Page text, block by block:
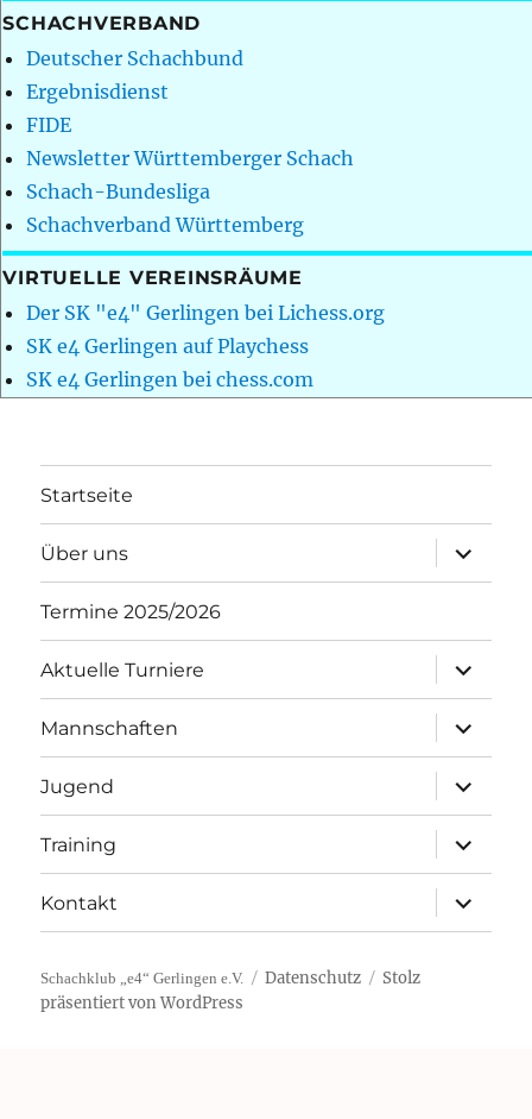
SCHACHVERBAND
Deutscher Schachbund
Ergebnisdienst
FIDE
Newsletter Württemberger Schach
Schach-Bundesliga
Schachverband Württemberg
VIRTUELLE VEREINSRÄUME
Der SK "e4" Gerlingen bei Lichess.org
SK e4 Gerlingen auf Playchess
SK e4 Gerlingen bei chess.com
Startseite
Über uns
öffnen
Termine 2025/2026
Aktuelle Turniere
öffnen
Mannschaften
öffnen
Jugend
öffnen
Training
öffnen
Kontakt
öffnen
Schachklub „e4“ Gerlingen e.V. Datenschutz
Stolz
präsentiert von WordPress